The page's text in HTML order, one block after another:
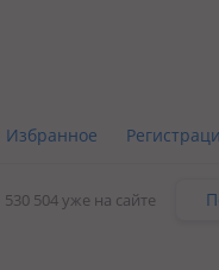
Избранное
530 504 уже на сайте